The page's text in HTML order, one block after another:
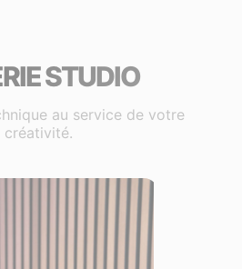
STUDIO
au service de votre
créativité.